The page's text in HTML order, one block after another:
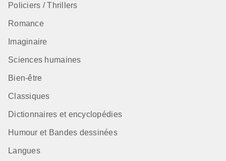
Policiers / Thrillers
Romance
Imaginaire
Sciences humaines
Bien-être
Classiques
Dictionnaires et encyclopédies
Humour et Bandes dessinées
Langues